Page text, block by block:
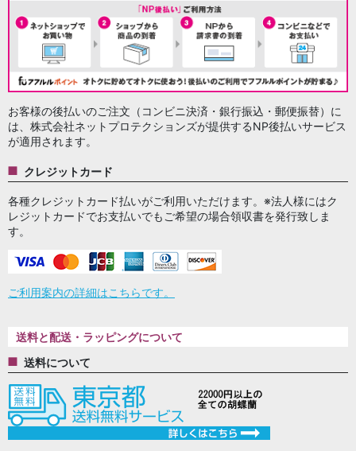
お客様の後払いのご注文（コンビニ決済・銀行振込・郵便振替）に
は、株式会社ネットプロテクションズが提供するNP後払いサービス
が適用されます。
クレジットカード
各種クレジットカード払いがご利用いただけます。※法人様にはク
レジットカードでお支払いでもご希望の場合領収書を発行致しま
す。
ご利用案内の詳細はこちらです。
送料と配送・ラッピングについて
送料について